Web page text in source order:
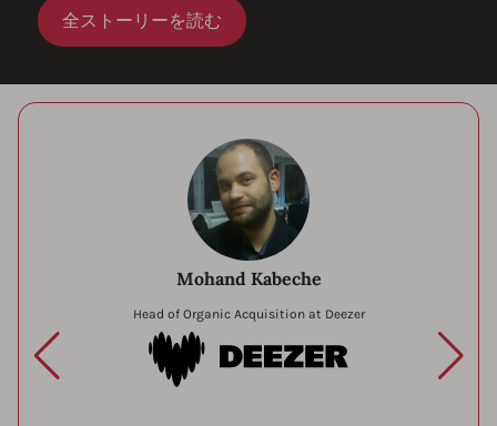
全ストーリーを読む
Mohand Kabeche
Head of Organic Acquisition at Deezer
Deezer